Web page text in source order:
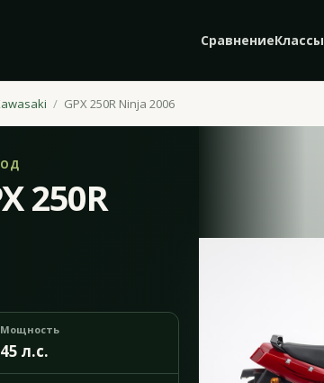
СравнениеКлассы
GPX 250R Ninja 2006
250R
Мощность
45 л.с.